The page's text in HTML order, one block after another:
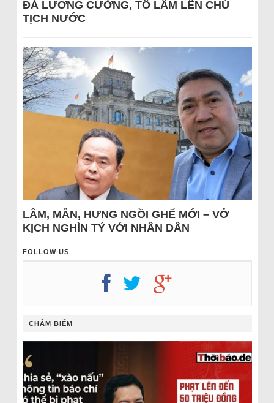
ĐÁ LƯƠNG CƯỜNG, TÔ LÂM LÊN CHỦ
TỊCH NƯỚC
LÂM, MẪN, HƯNG NGỒI GHẾ MỚI – VỞ
KỊCH NGHÌN TỶ VỚI NHÂN DÂN
FOLLOW US
CHÂM BIẾM